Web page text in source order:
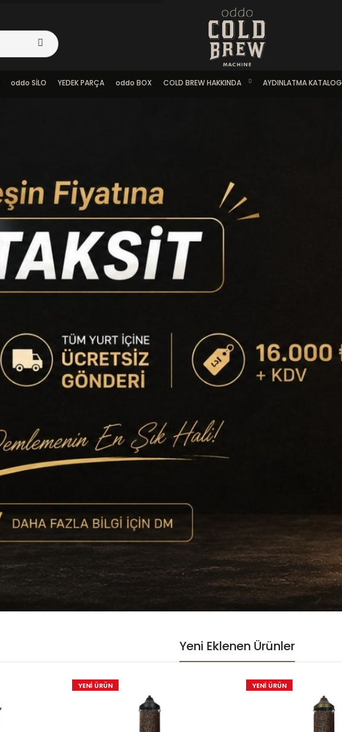
oddo SİLO YEDEK PARÇA oddo BOX COLD BREW HAKKINDA AYDINLATMA KATALOG
Yeni Eklenen Ürünler
YENİ ÜRÜN YENİ ÜRÜN